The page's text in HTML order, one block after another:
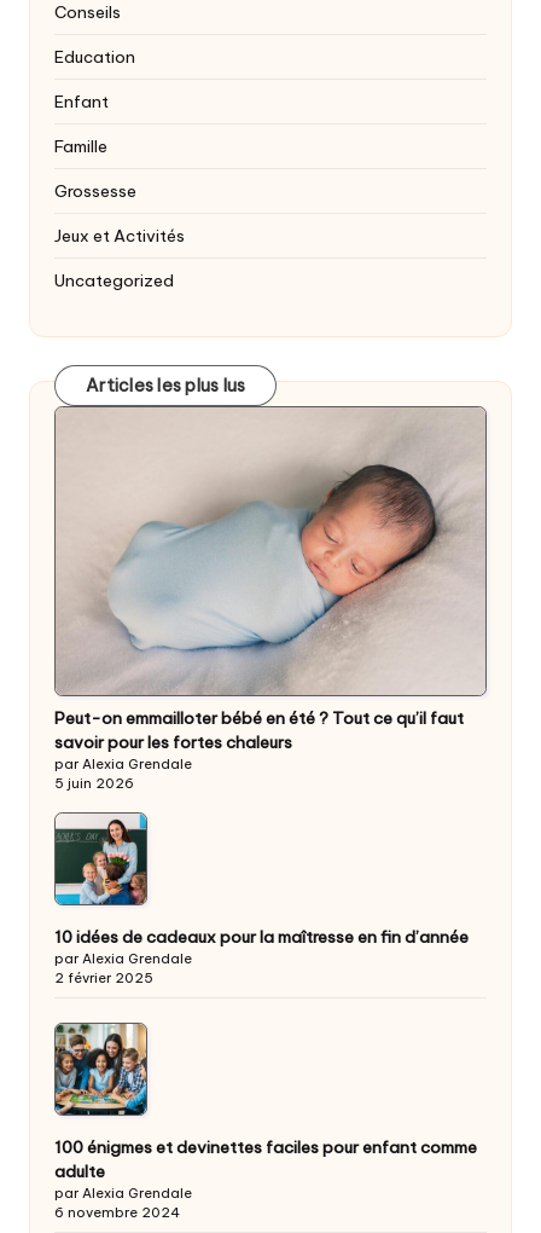
Conseils
Education
Enfant
Famille
Grossesse
Jeux et Activités
Uncategorized
Articles les plus lus
Peut-on emmailloter bébé en été ? Tout ce qu’il faut
savoir pour les fortes chaleurs
par Alexia Grendale
5 juin 2026
10 idées de cadeaux pour la maîtresse en fin d’année
par Alexia Grendale
2 février 2025
100 énigmes et devinettes faciles pour enfant comme
adulte
par Alexia Grendale
6 novembre 2024